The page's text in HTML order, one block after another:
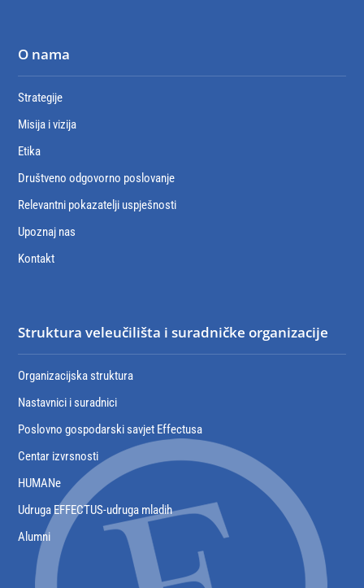
O nama
Strategije
Misija i vizija
Etika
Društveno odgovorno poslovanje
Relevantni pokazatelji uspješnosti
Upoznaj nas
Kontakt
Struktura veleučilišta i suradničke organizacije
Organizacijska struktura
Nastavnici i suradnici
Poslovno gospodarski savjet Effectusa
Centar izvrsnosti
HUMANe
Udruga EFFECTUS-udruga mladih
Alumni